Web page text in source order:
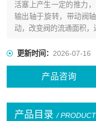
活塞上产生一定的推力
输出轴于旋转，带动阀
动，改变阀的流通面积，
更新时间： 2026-07-16
产品咨询
产品目录 /